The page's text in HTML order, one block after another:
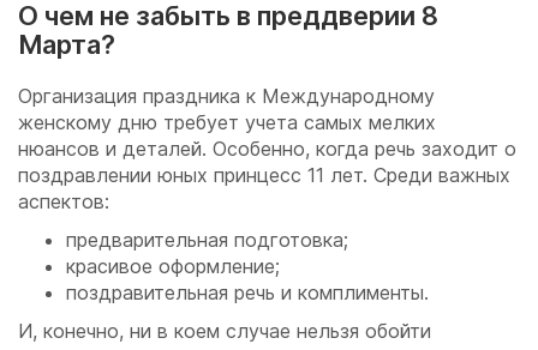
О чем не забыть в преддверии 8
Марта?
Организация праздника к Международному
женскому дню требует учета самых мелких
нюансов и деталей. Особенно, когда речь заходит о
поздравлении юных принцесс 11 лет. Среди важных
аспектов:
предварительная подготовка;
красивое оформление;
поздравительная речь и комплименты.
И, конечно, ни в коем случае нельзя обойти